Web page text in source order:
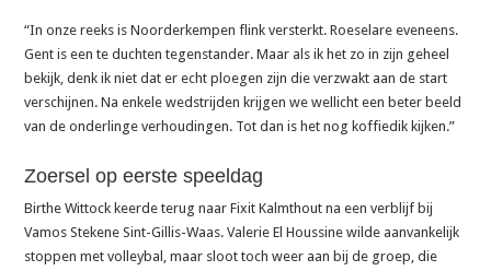
“In onze reeks is Noorderkempen flink versterkt. Roeselare eveneens.
Gent is een te duchten tegenstander. Maar als ik het zo in zijn geheel
bekijk, denk ik niet dat er echt ploegen zijn die verzwakt aan de start
verschijnen. Na enkele wedstrijden krijgen we wellicht een beter beeld
van de onderlinge verhoudingen. Tot dan is het nog koffiedik kijken.”
Zoersel op eerste speeldag
Birthe Wittock keerde terug naar Fixit Kalmthout na een verblijf bij
Vamos Stekene Sint-Gillis-Waas. Valerie El Houssine wilde aanvankelijk
stoppen met volleybal, maar sloot toch weer aan bij de groep, die